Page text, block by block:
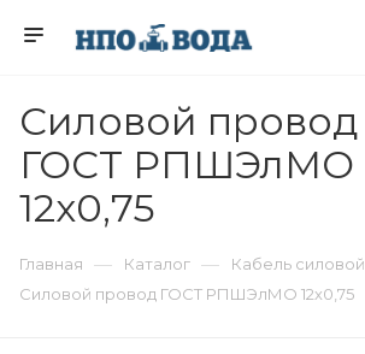
Силовой провод
ГОСТ РПШЭлМО
12х0,75
Главная — Каталог — Кабель силовой
Силовой провод ГОСТ РПШЭлМО 12х0,75